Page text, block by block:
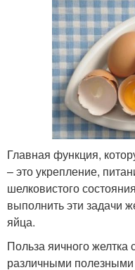
Главная функция,
– это укрепление,
шелковистого
выполнить эти задачи
яйца.
Польза яичного желтка
различными